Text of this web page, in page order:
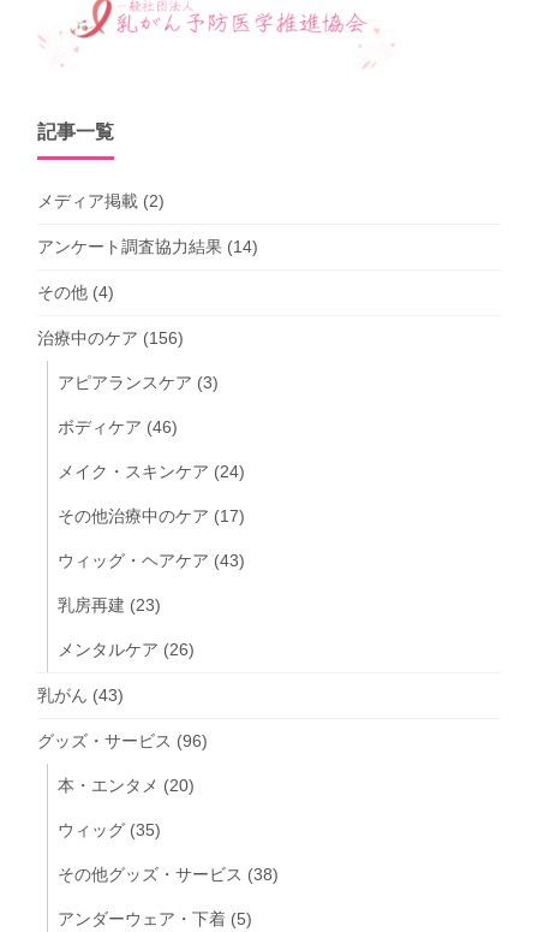
記事一覧
メディア掲載 (2)
アンケート調査協力結果 (14)
その他 (4)
治療中のケア (156)
アピアランスケア (3)
ボディケア (46)
メイク・スキンケア (24)
その他治療中のケア (17)
ウィッグ・ヘアケア (43)
乳房再建 (23)
メンタルケア (26)
乳がん (43)
グッズ・サービス (96)
本・エンタメ (20)
ウィッグ (35)
その他グッズ・サービス (38)
アンダーウェア・下着 (5)